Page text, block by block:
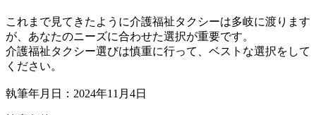
これまで見てきたように介護福祉タクシーは多岐に渡ります
が、あなたのニーズに合わせた選択が重要です。
介護福祉タクシー選びは慎重に行って、ベストな選択をして
ください。
執筆年月日：2024年11月4日